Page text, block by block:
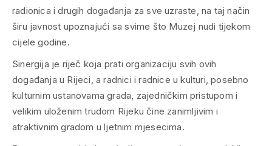
radionica i drugih događanja za sve uzraste, na taj način
širu javnost upoznajući sa svime što Muzej nudi tijekom
cijele godine.
Sinergija je riječ koja prati organizaciju svih ovih
događanja u Rijeci, a radnici i radnice u kulturi, posebno
kulturnim ustanovama grada, zajedničkim pristupom i
velikim uloženim trudom Rijeku čine zanimljivim i
atraktivnim gradom u ljetnim mjesecima.